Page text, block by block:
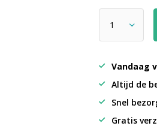
Vandaag
Altijd de
Snel
Gratis